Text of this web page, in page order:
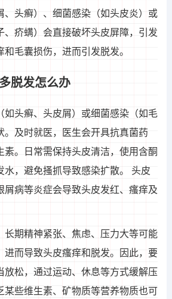
、头癣）、细菌感染（如头皮炎）或
、疥螨）会直接破坏头皮屏障，引发
毛囊损伤，进而引发脱发。
脱发怎么办
如头癣、头皮屑）或细菌感染（如毛
。及时就医，医生会开具抗真菌药
素。日常需保持头皮清洁，使用含酮
水，避免搔抓导致感染扩散。 头皮
屑病等炎症会导致头皮发红、瘙痒及
长期精神紧张、焦虑、压力大等可能
进而导致头皮瘙痒和脱发。因此，要
放松，通过运动、休息等方式缓解压
某些维生素、矿物质等营养物质也可